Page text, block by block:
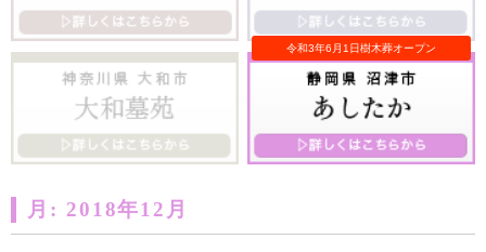
月: 2018年12月